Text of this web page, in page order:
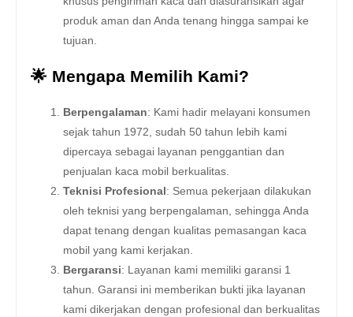
produk aman dan Anda tenang hingga sampai ke
tujuan.
🌟 Mengapa Memilih Kami?
Berpengalaman: Kami hadir melayani konsumen
sejak tahun 1972, sudah 50 tahun lebih kami
dipercaya sebagai layanan penggantian dan
penjualan kaca mobil berkualitas.
Teknisi Profesional : Semua pekerjaan dilakukan
oleh teknisi yang berpengalaman, sehingga Anda
dapat tenang dengan kualitas pemasangan kaca
mobil yang kami kerjakan.
Bergaransi: Layanan kami memiliki garansi 1
tahun. Garansi ini memberikan bukti jika layanan
kami dikerjakan dengan profesional dan berkualitas